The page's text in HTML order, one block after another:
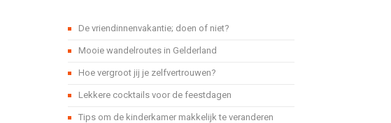
De vriendinnenvakantie; doen of niet?
Mooie wandelroutes in Gelderland
Hoe vergroot jij je zelfvertrouwen?
Lekkere cocktails voor de feestdagen
Tips om de kinderkamer makkelijk te veranderen